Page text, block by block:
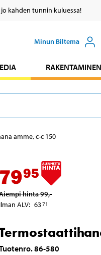
kahden tunnin kuluessa!
Minun Biltema
RAKENTAMINEN
amme, c-c 150
7995
hinta99,-
Ilman ALV: 6371
.86-580